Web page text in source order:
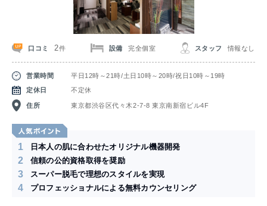
られます。さらに、LINE登録すると全身脱毛が5,000OFFの9,800円で体験
口コミ 2件 設備 完全個室 スタッフ 情報なし
営業時間
平日12時～21時/土日10時～20時/祝日10時～19時
定休日
不定休
住所 東京都渋谷区代々木2-7-8 東京南新宿ビル4F
1 日本人の肌に合わせたオリジナル機器開発
2 信頼の公的資格取得を奨励
3 スーパー脱毛で理想のスタイルを実現
4 プロフェッショナルによる無料カウンセリング